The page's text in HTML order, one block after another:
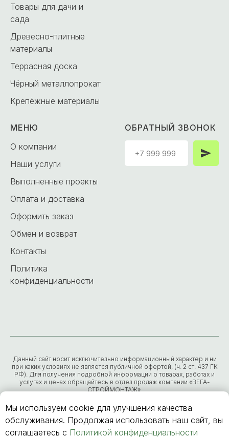
Мы используем cookie для улучшения качества
обслуживания. Продолжая использовать наш сайт, вы
соглашаетесь с Политикой конфиденциальности
Товары для дачи и
сада
Древесно-плитные
материалы
Террасная доска
Чёрный металлопрокат
Крепёжные материалы
МЕНЮ
О компании
Наши услуги
Выполненные проекты
Оплата и доставка
Оформить заказ
Обмен и возврат
Контакты
Политика
конфиденциальности
ОБРАТНЫЙ ЗВОНОК
Данный сайт носит исключительно информационный характер и ни
при каких условиях не является публичной офертой, (ч. 2 ст. 437 ГК
РФ). Для получения подробной информации о товарах, работах и
услугах и ценах обращайтесь в отдел продаж компании «ВЕГА-
СТРОЙМОНТАЖ».
ИНН 7203298233ОГРН 1137232047655
© 2025 ООО «ВЕГА-СТРОЙМОНТАЖ»